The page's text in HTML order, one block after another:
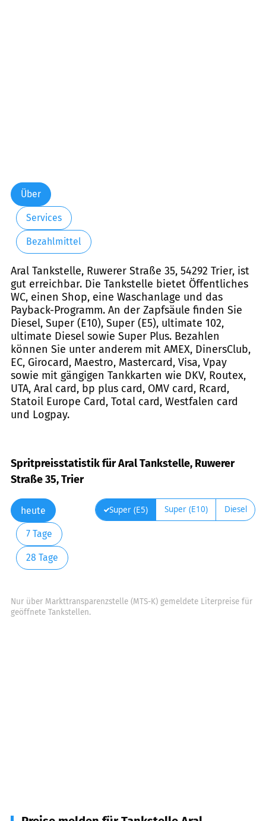
Über
Services
Bezahlmittel
Aral Tankstelle, Ruwerer Straße 35, 54292 Trier, ist
gut erreichbar. Die Tankstelle bietet Öffentliches
WC, einen Shop, eine Waschanlage und das
Payback-Programm. An der Zapfsäule finden Sie
Diesel, Super (E10), Super (E5), ultimate 102,
ultimate Diesel sowie Super Plus. Bezahlen
können Sie unter anderem mit AMEX, DinersClub,
EC, Girocard, Maestro, Mastercard, Visa, Vpay
sowie mit gängigen Tankkarten wie DKV, Routex,
UTA, Aral card, bp plus card, OMV card, Rcard,
Statoil Europe Card, Total card, Westfalen card
und Logpay.
Spritpreisstatistik für Aral Tankstelle, Ruwerer
Straße 35, Trier
heute
7 Tage
28 Tage
Super (E5) Super (E10) Diesel
Nur über Markttransparenzstelle (MTS-K) gemeldete Literpreise für
geöffnete Tankstellen.